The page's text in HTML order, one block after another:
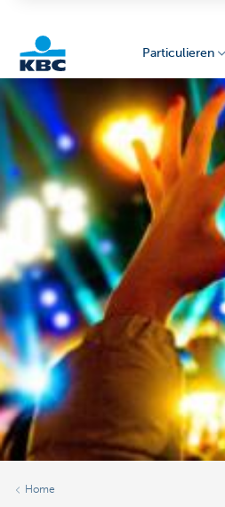
Particulieren
Particulieren
Home